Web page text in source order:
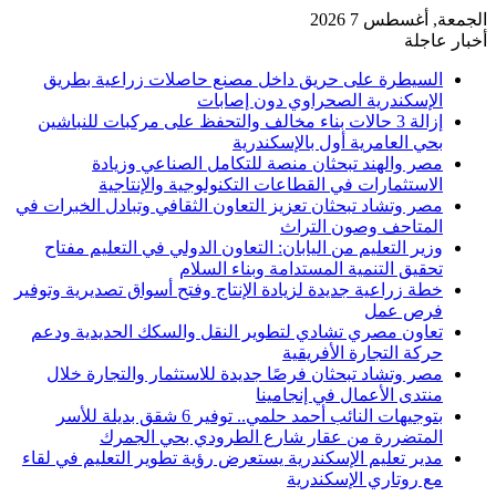
الجمعة, أغسطس 7 2026
أخبار عاجلة
السيطرة على حريق داخل مصنع حاصلات زراعية بطريق
الإسكندرية الصحراوي دون إصابات
إزالة 3 حالات بناء مخالف والتحفظ على مركبات للنباشين
بحي العامرية أول بالإسكندرية
مصر والهند تبحثان منصة للتكامل الصناعي وزيادة
الاستثمارات في القطاعات التكنولوجية والإنتاجية
مصر وتشاد تبحثان تعزيز التعاون الثقافي وتبادل الخبرات في
المتاحف وصون التراث
وزير التعليم من اليابان: التعاون الدولي في التعليم مفتاح
تحقيق التنمية المستدامة وبناء السلام
خطة زراعية جديدة لزيادة الإنتاج وفتح أسواق تصديرية وتوفير
فرص عمل
تعاون مصري تشادي لتطوير النقل والسكك الحديدية ودعم
حركة التجارة الأفريقية
مصر وتشاد تبحثان فرصًا جديدة للاستثمار والتجارة خلال
منتدى الأعمال في إنجامينا
بتوجيهات النائب أحمد حلمي.. توفير 6 شقق بديلة للأسر
المتضررة من عقار شارع الطرودي بحي الجمرك
مدير تعليم الإسكندرية يستعرض رؤية تطوير التعليم في لقاء
مع روتاري الإسكندرية